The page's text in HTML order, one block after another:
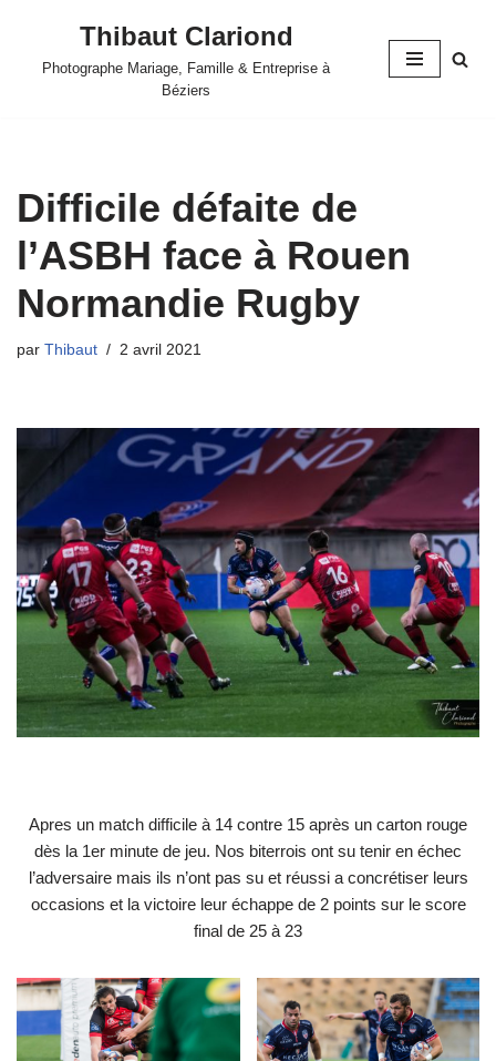
Aller
Thibaut Clariond
Photographe Mariage, Famille & Entreprise à
Béziers
Difficile défaite de
l’ASBH face à Rouen
Normandie Rugby
par Thibaut 2 avril 2021
Apres un match difficile à 14 contre 15 après un carton rouge
dès la 1er minute de jeu. Nos biterrois ont su tenir en échec
l’adversaire mais ils n’ont pas su et réussi a concrétiser leurs
occasions et la victoire leur échappe de 2 points sur le score
final de 25 à 23